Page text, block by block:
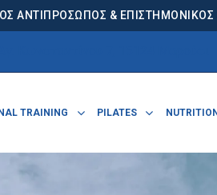
ΑΝΤΙΠΡΟΣΩΠΟΣ & ΕΠΙΣΤΗΜΟΝΙΚΟΣ
TRAINING PILATES